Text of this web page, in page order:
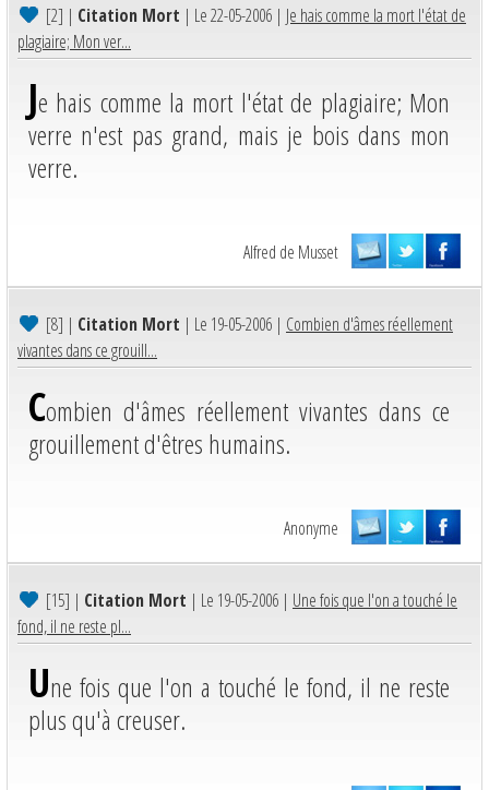
[2] | Citation Mort | Le 22-05-2006 | Je hais comme la mort l'état de
plagiaire; Mon ver...
Je hais comme la mort l'état de plagiaire; Mon
verre n'est pas grand, mais je bois dans mon
verre.
Alfred de Musset
[8] | Citation Mort | Le 19-05-2006 | Combien d'âmes réellement
vivantes dans ce grouill...
Combien d'âmes réellement vivantes dans ce
grouillement d'êtres humains.
Anonyme
[15] | Citation Mort | Le 19-05-2006 | Une fois que l'on a touché le
fond, il ne reste pl...
Une fois que l'on a touché le fond, il ne reste
plus qu'à creuser.